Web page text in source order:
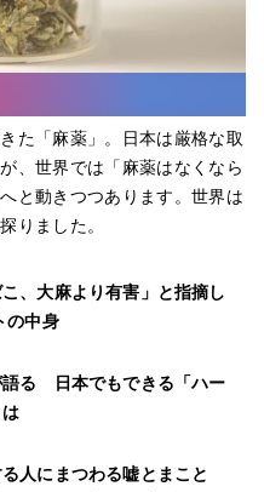
た「麻薬」。日本は厳格な取
、世界では「麻薬はなくなら
と動きつつあります。世界は
りました。
こ、大麻より有害」と指摘し
の中身
語る 日本でもできる「ハー
人にまつわる嘘とまこと